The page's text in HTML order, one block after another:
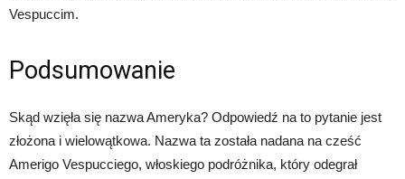
Vespuccim.
Podsumowanie
Skąd wzięła się nazwa Ameryka? Odpowiedź na to pytanie jest
złożona i wielowątkowa. Nazwa ta została nadana na cześć
Amerigo Vespucciego, włoskiego podróżnika, który odegrał